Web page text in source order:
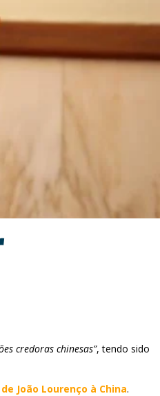
credoras chinesas”, tendo sido
João Lourenço à China.